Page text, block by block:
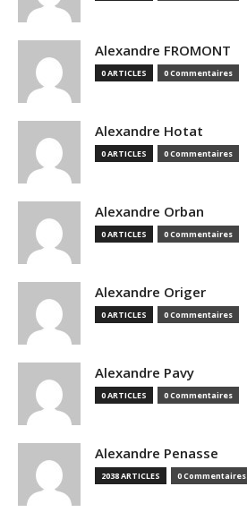
Alexandre FROMONT
0 ARTICLES 0 Commentaires
Alexandre Hotat
0 ARTICLES 0 Commentaires
Alexandre Orban
0 ARTICLES 0 Commentaires
Alexandre Origer
0 ARTICLES 0 Commentaires
Alexandre Pavy
0 ARTICLES 0 Commentaires
Alexandre Penasse
2038 ARTICLES 0 Commentaires